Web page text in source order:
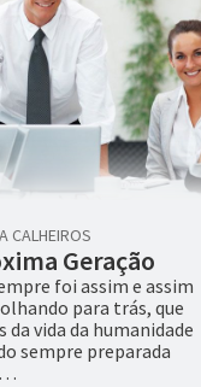
CALHEIROS
Geração
foi assim e assim
para trás, que
vida da humanidade
sempre preparada